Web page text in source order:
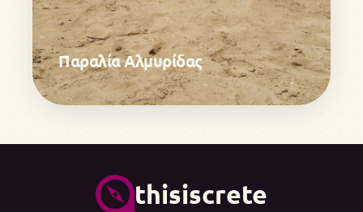
Παραλία Αλμυρίδας
thisiscrete